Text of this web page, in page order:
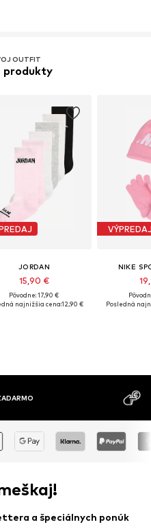
OUTFIT
produkty
JORDAN
15,90 €
Pôvodne: 17,90 €
najnižšia cena:12,90 €
NIKE
Posledná
a špeciálnych ponúk